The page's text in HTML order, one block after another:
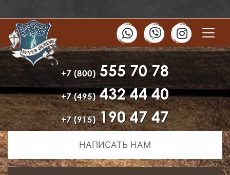
+7 (800) 555 70 78
+7 (495)432 44 40
+7 (915)190 47 47
НАПИСАТЬ НАМ